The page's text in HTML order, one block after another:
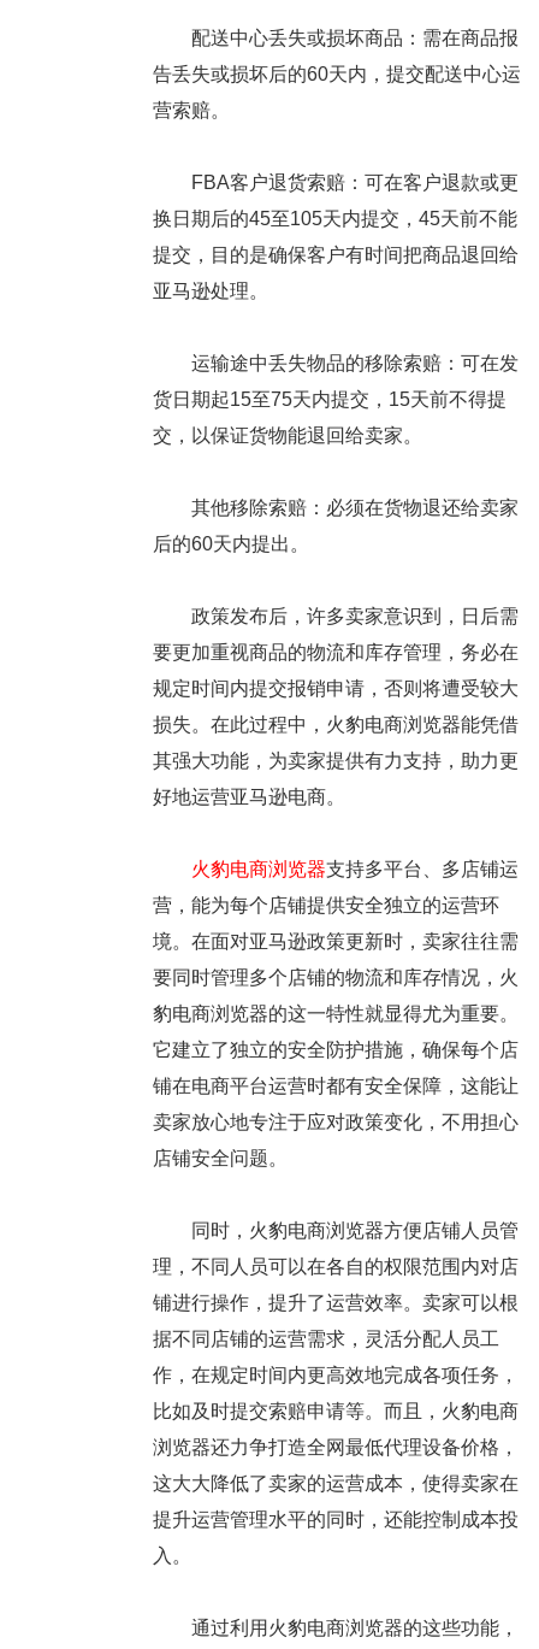
配送中心丢失或损坏商品：需在商品报
告丢失或损坏后的60天内，提交配送中心运
营索赔。
FBA客户退货索赔：可在客户退款或更
换日期后的45至105天内提交，45天前不能
提交，目的是确保客户有时间把商品退回给
亚马逊处理。
运输途中丢失物品的移除索赔：可在发
货日期起15至75天内提交，15天前不得提
交，以保证货物能退回给卖家。
其他移除索赔：必须在货物退还给卖家
后的60天内提出。
政策发布后，许多卖家意识到，日后需
要更加重视商品的物流和库存管理，务必在
规定时间内提交报销申请，否则将遭受较大
损失。在此过程中，火豹电商浏览器能凭借
其强大功能，为卖家提供有力支持，助力更
好地运营亚马逊电商。
火豹电商浏览器支持多平台、多店铺运
营，能为每个店铺提供安全独立的运营环
境。在面对亚马逊政策更新时，卖家往往需
要同时管理多个店铺的物流和库存情况，火
豹电商浏览器的这一特性就显得尤为重要。
它建立了独立的安全防护措施，确保每个店
铺在电商平台运营时都有安全保障，这能让
卖家放心地专注于应对政策变化，不用担心
店铺安全问题。
同时，火豹电商浏览器方便店铺人员管
理，不同人员可以在各自的权限范围内对店
铺进行操作，提升了运营效率。卖家可以根
据不同店铺的运营需求，灵活分配人员工
作，在规定时间内更高效地完成各项任务，
比如及时提交索赔申请等。而且，火豹电商
浏览器还力争打造全网最低代理设备价格，
这大大降低了卖家的运营成本，使得卖家在
提升运营管理水平的同时，还能控制成本投
入。
通过利用火豹电商浏览器的这些功能，